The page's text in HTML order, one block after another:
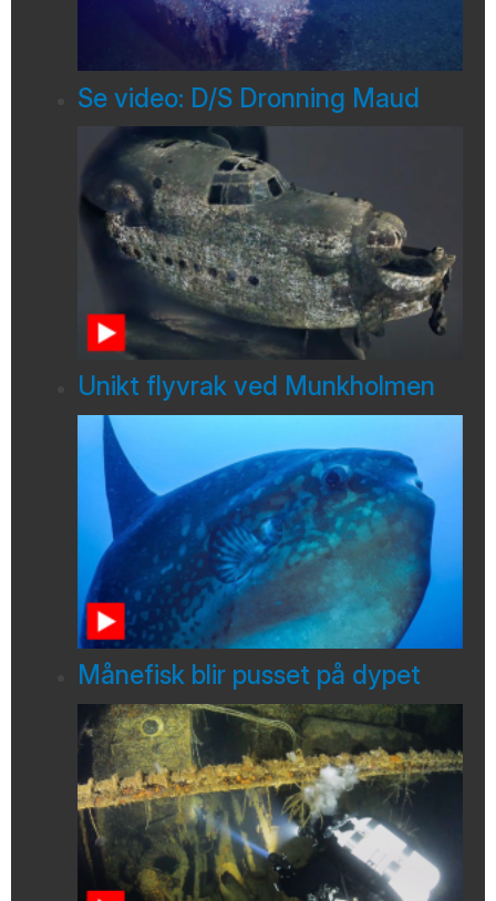
Se video: D/S Dronning Maud
Unikt flyvrak ved Munkholmen
Månefisk blir pusset på dypet